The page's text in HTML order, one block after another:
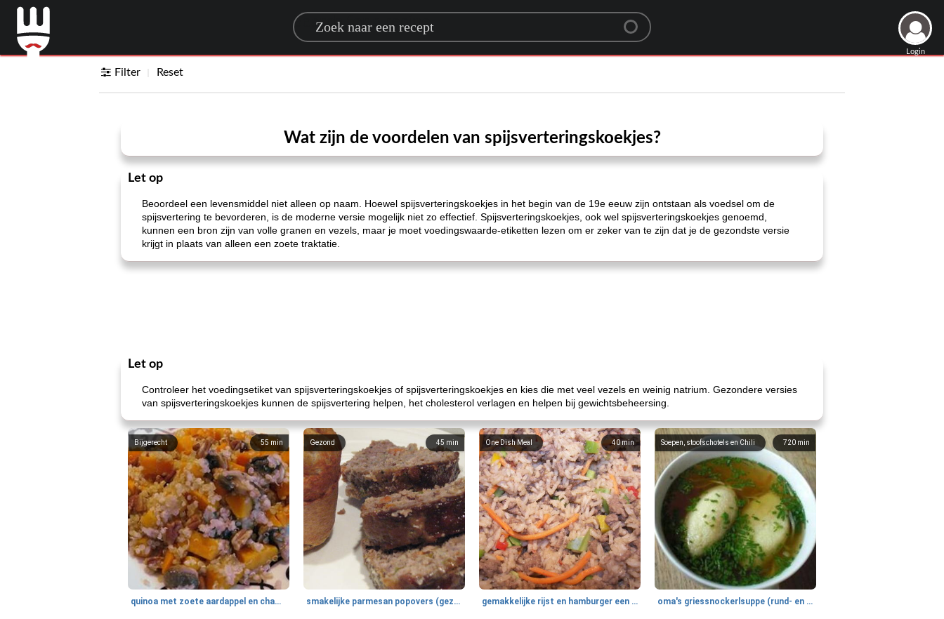
Search for a recipe
Login
Filter Reset
Wat zijn de voordelen van spijsverteringskoekjes?
Let op
Beoordeel een levensmiddel niet alleen op naam. Hoewel spijsverteringskoekjes in het begin van de 19e eeuw zijn ontstaan ​​als voedsel om de
spijsvertering te bevorderen, is de moderne versie mogelijk niet zo effectief. Spijsverteringskoekjes, ook wel spijsverteringskoekjes genoemd,
kunnen een bron zijn van volle granen en vezels, maar je moet voedingswaarde-etiketten lezen om er zeker van te zijn dat je de gezondste versie
krijgt in plaats van alleen een zoete traktatie.
Let op
Controleer het voedingsetiket van spijsverteringskoekjes of spijsverteringskoekjes en kies die met veel vezels en weinig natrium. Gezondere versies
van spijsverteringskoekjes kunnen de spijsvertering helpen, het cholesterol verlagen en helpen bij gewichtsbeheersing.
55 min
Bijgerecht
quinoa met zoete aardappel en champignons
45 min
Gezond
smakelijke parmesan popovers (gezonder!)
40min
One Dish Meal
gemakkelijke rijst en hamburger een gerecht diner
720 min
Soepen, stoofschotels en Chili
oma's griessnockerlsuppe (rund- en griesmeelknoedelsoep)